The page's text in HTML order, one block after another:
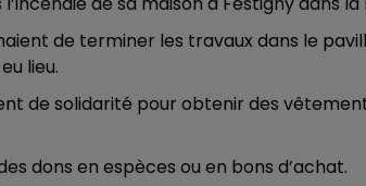
de terminer les travaux dans le
lieu.
de solidarité pour obtenir des
dons en espèces ou en bons d’achat.